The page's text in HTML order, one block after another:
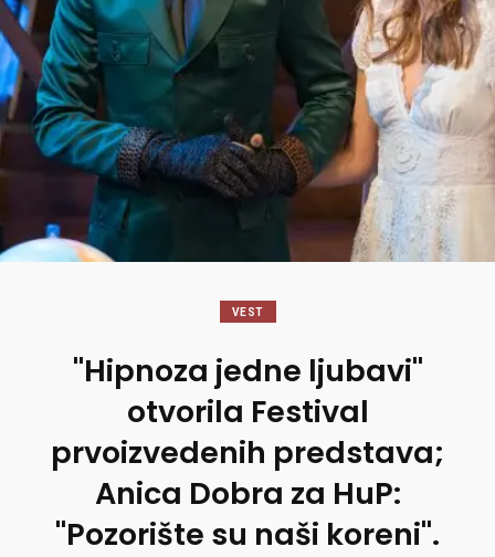
VEST
"Hipnoza jedne ljubavi"
otvorila Festival
prvoizvedenih predstava;
Anica Dobra za HuP:
"Pozorište su naši koreni".